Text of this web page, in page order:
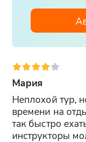
Мария
Неплохой тур,
времени на
так быстро
инструкторы